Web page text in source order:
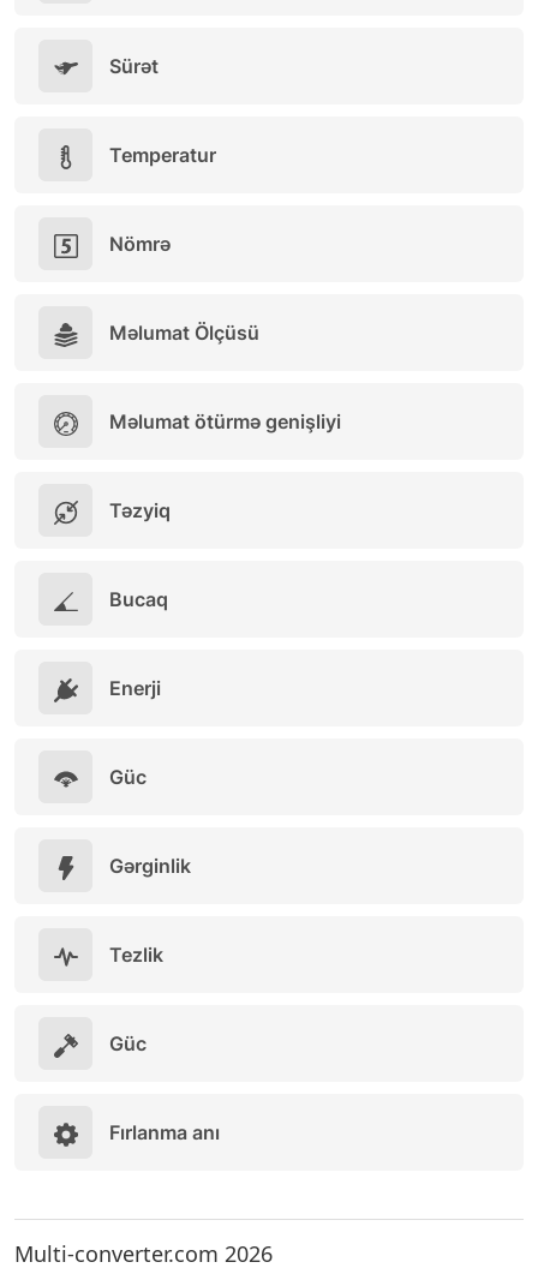
Sürət
Temperatur
Nömrə
Məlumat Ölçüsü
Məlumat ötürmə genişliyi
Təzyiq
Bucaq
Enerji
Güc
Gərginlik
Tezlik
Güc
Fırlanma anı
Multi-converter.com 2026